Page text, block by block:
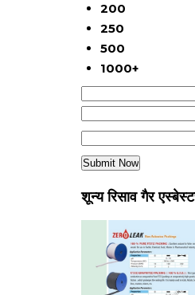
200
250
500
1000+
शून्य रिसाव गैर